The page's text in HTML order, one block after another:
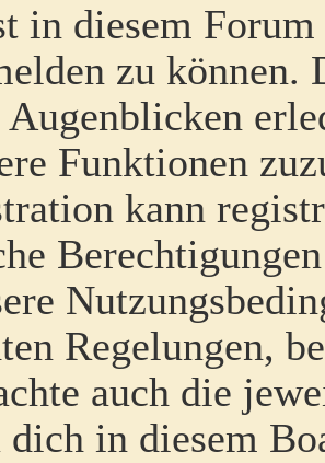
in diesem
zu
Augenblicken
Funktionen
kann
Regelungen,
auch die
dich in diesem